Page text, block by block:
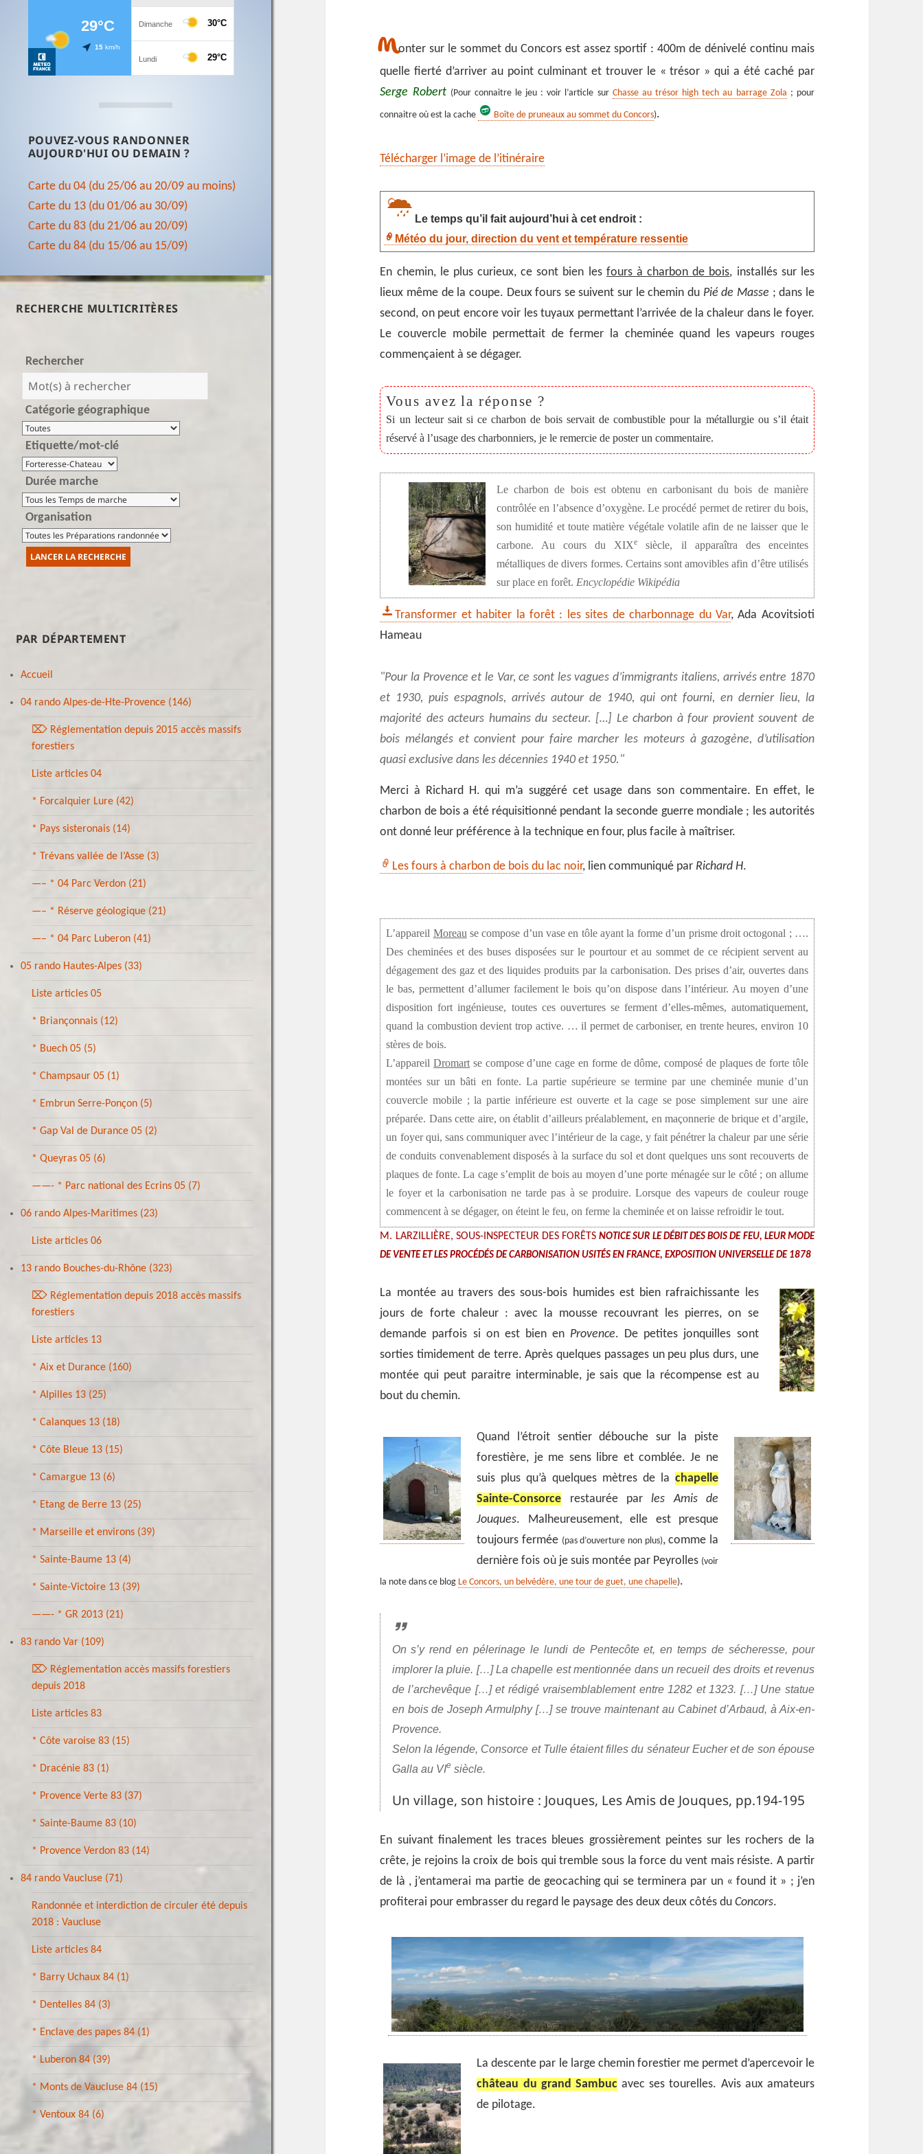
POUVEZ-VOUS RANDONNER
AUJOURD'HUI OU DEMAIN ?
Carte du 04 (du 25/06 au 20/09 au moins)
Carte du 13 (du 01/06 au 30/09)
Carte du 83 (du 21/06 au 20/09)
Carte du 84 (du 15/06 au 15/09)
RECHERCHE MULTICRITÈRES
Rechercher
Catégorie géographique
Etiquette/mot-clé
Durée marche
Organisation
PAR DÉPARTEMENT
Accueil
04 rando Alpes-de-Hte-Provence (146)
⌦ Réglementation depuis 2015 accès massifs
forestiers
Liste articles 04
* Forcalquier Lure (42)
* Pays sisteronais (14)
* Trévans vallée de l’Asse (3)
—– * 04 Parc Verdon (21)
—– * Réserve géologique (21)
—– * 04 Parc Luberon (41)
05 rando Hautes-Alpes (33)
Liste articles 05
* Briançonnais (12)
* Buech 05 (5)
* Champsaur 05 (1)
* Embrun Serre-Ponçon (5)
* Gap Val de Durance 05 (2)
* Queyras 05 (6)
——- * Parc national des Ecrins 05 (7)
06 rando Alpes-Maritimes (23)
Liste articles 06
13 rando Bouches-du-Rhône (323)
⌦ Réglementation depuis 2018 accès massifs
forestiers
Liste articles 13
* Aix et Durance (160)
* Alpilles 13 (25)
* Calanques 13 (18)
* Côte Bleue 13 (15)
* Camargue 13 (6)
* Etang de Berre 13 (25)
* Marseille et environs (39)
* Sainte-Baume 13 (4)
* Sainte-Victoire 13 (39)
——- * GR 2013 (21)
83 rando Var (109)
⌦ Réglementation accès massifs forestiers
depuis 2018
Liste articles 83
* Côte varoise 83 (15)
* Dracénie 83 (1)
* Provence Verte 83 (37)
* Sainte-Baume 83 (10)
* Provence Verdon 83 (14)
84 rando Vaucluse (71)
Randonnée et interdiction de circuler été depuis
2018 : Vaucluse
Liste articles 84
* Barry Uchaux 84 (1)
* Dentelles 84 (3)
* Enclave des papes 84 (1)
* Luberon 84 (39)
* Monts de Vaucluse 84 (15)
* Ventoux 84 (6)
Monter sur le sommet du Concors est assez sportif : 400m de dénivelé continu mais
quelle fierté d’arriver au point culminant et trouver le « trésor » qui a été caché par
Serge Robert (Pour connaitre le jeu : voir l’article sur Chasse au trésor high tech au barrage Zola ; pour
connaitre où est la cache Boîte de pruneaux au sommet du Concors).
Télécharger l’image de l’itinéraire
Le temps qu’il fait aujourd’hui à cet endroit :
Météo du jour, direction du vent et température ressentie
En chemin, le plus curieux, ce sont bien les fours à charbon de bois, installés sur les
lieux même de la coupe. Deux fours se suivent sur le chemin du Pié de Masse ; dans le
second, on peut encore voir les tuyaux permettant l’arrivée de la chaleur dans le foyer.
Le couvercle mobile permettait de fermer la cheminée quand les vapeurs rouges
commençaient à se dégager.
Si un lecteur sait si ce charbon de bois servait de combustible pour la métallurgie ou s’il était
réservé à l’usage des charbonniers, je le remercie de poster un commentaire.
Le charbon de bois est obtenu en carbonisant du bois de manière
contrôlée en l’absence d’oxygène. Le procédé permet de retirer du bois,
son humidité et toute matière végétale volatile afin de ne laisser que le
carbone. Au cours du XIXe
siècle, il apparaîtra des enceintes
métalliques de divers formes. Certains sont amovibles afin d’être utilisés
sur place en forêt. Encyclopédie Wikipédia
Transformer et habiter la forêt : les sites de charbonnage du Var, Ada Acovitsioti
Hameau
Pour la Provence et le Var, ce sont les vagues d’immigrants italiens, arrivés entre 1870
et 1930, puis espagnols, arrivés autour de 1940, qui ont fourni, en dernier lieu, la
majorité des acteurs humains du secteur. […] Le charbon à four provient souvent de
bois mélangés et convient pour faire marcher les moteurs à gazogène, d’utilisation
quasi exclusive dans les décennies 1940 et 1950.
Merci à Richard H. qui m’a suggéré cet usage dans son commentaire. En effet, le
charbon de bois a été réquisitionné pendant la seconde guerre mondiale ; les autorités
ont donné leur préférence à la technique en four, plus facile à maîtriser.
Les fours à charbon de bois du lac noir, lien communiqué par Richard H.
L’appareil Moreause compose d’un vase en tôle ayant la forme d’un prisme droit octogonal ; ….
Des cheminées et des buses disposées sur le pourtour et au sommet de ce récipient servent au
dégagement des gaz et des liquides produits par la carbonisation. Des prises d’air, ouvertes dans
le bas, permettent d’allumer facilement le bois qu’on dispose dans l’intérieur. Au moyen d’une
disposition fort ingénieuse, toutes ces ouvertures se ferment d’elles-mêmes, automatiquement,
quand la combustion devient trop active. … il permet de carboniser, en trente heures, environ 10
stères de bois.
L’appareilDromartse compose d’une cage en forme de dôme, composé de plaques de forte tôle
montées sur un bâti en fonte. La partie supérieure se termine par une cheminée munie d’un
couvercle mobile ; la partie inférieure est ouverte et la cage se pose simplement sur une aire
préparée. Dans cette aire, on établit d’ailleurs préalablement, en maçonnerie de brique et d’argile,
un foyer qui, sans communiquer avec l’intérieur de la cage, y fait pénétrer la chaleur par une série
de conduits convenablement disposés à la surface du sol et dont quelques uns sont recouverts de
plaques de fonte. La cage s’emplit de bois au moyen d’une porte ménagée sur le côté ; on allume
le foyer et la carbonisation ne tarde pas à se produire. Lorsque des vapeurs de couleur rouge
commencent à se dégager, on éteint le feu, on ferme la cheminée et on laisse refroidir le tout.
M. LARZILLIÈRE, SOUS-INSPECTEUR DES FORÊTSNOTICE SUR LE DÉBIT DES BOIS DE FEU, LEUR MODE
DE VENTE ET LES PROCÉDÉS DE CARBONISATION USITÉS EN FRANCE, EXPOSITION UNIVERSELLE DE 1878
La montée au travers des sous-bois humides est bien rafraichissante les
jours de forte chaleur : avec la mousse recouvrant les pierres, on se
demande parfois si on est bien en Provence. De petites jonquilles sont
sorties timidement de terre. Après quelques passages un peu plus durs, une
montée qui peut paraitre interminable, je sais que la récompense est au
bout du chemin.
Quand l’étroit sentier débouche sur la piste
forestière, je me sens libre et comblée. Je ne
suis plus qu’à quelques mètres de la chapelle
Sainte-Consorce restaurée parles Amis de
Jouques. Malheureusement, elle est presque
toujours fermée (pas d’ouverture non plus), comme la
dernière fois où je suis montée par Peyrolles (voir
la note dans ce blog Le Concors, un belvédère, une tour de guet, une chapelle).
On s’y rend en pélerinage le lundi de Pentecôte et, en temps de sécheresse, pour
implorer la pluie. […] La chapelle est mentionnée dans un recueil des droits et revenus
de l’archevêque […] et rédigé vraisemblablement entre 1282 et 1323. […] Une statue
en bois de Joseph Armulphy […] se trouve maintenant au Cabinet d’Arbaud, à Aix-en-
Provence.
Selon la légende, Consorce et Tulle étaient filles du sénateur Eucher et de son épouse
Galla au VIesiècle.
Un village, son histoire : Jouques, Les Amis de Jouques, pp.194-195
En suivant finalement les traces bleues grossièrement peintes sur les rochers de la
crête, je rejoins la croix de bois qui tremble sous la force du vent mais résiste. A partir
de là , j’entamerai ma partie de geocaching qui se terminera par un « found it » ; j’en
profiterai pour embrasser du regard le paysage des deux deux côtés duConcors.
La descente par le large chemin forestier me permet d’apercevoir le
château du grand Sambucavec ses tourelles. Avis aux amateurs
de pilotage.